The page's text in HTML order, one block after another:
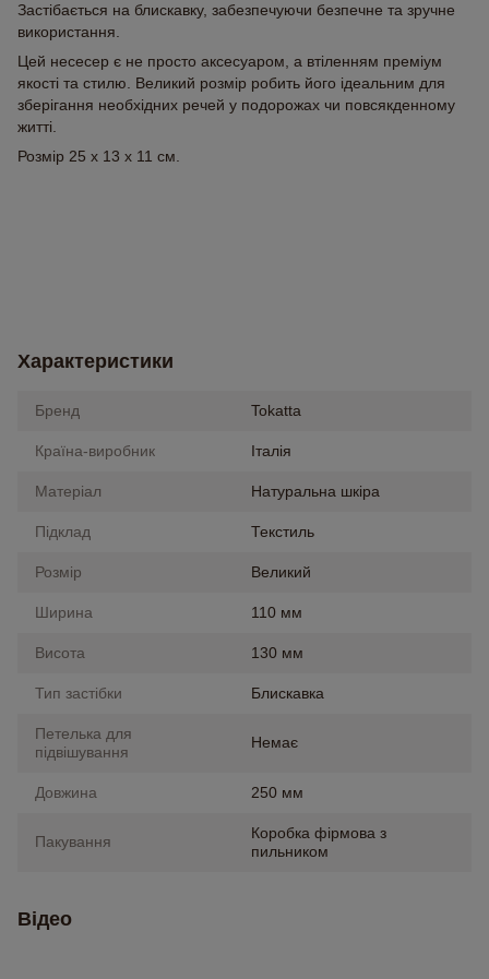
Застібається на блискавку, забезпечуючи безпечне та зручне
використання.
Цей несесер є не просто аксесуаром, а втіленням преміум
якості та стилю. Великий розмір робить його ідеальним для
зберігання необхідних речей у подорожах чи повсякденному
житті.
Розмір 25 х 13 х 11 см.
Характеристики
Бренд Tokatta
Країна-виробник Італія
Матеріал Натуральна шкіра
Підклад Текстиль
Розмір Великий
Ширина 110 мм
Висота 130 мм
Тип застібки Блискавка
Петелька для
підвішування
Немає
Довжина 250 мм
Пакування
Коробка фірмова з
пильником
Відео